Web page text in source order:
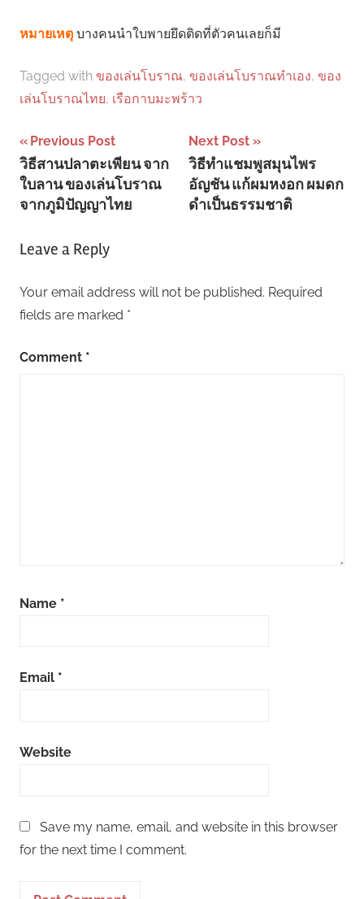
หมายเหตุ บางคนนําใบพายยึดติดที่ตัวคนเลยก็มี
Tagged with ของเล่นโบราณ, ของเล่นโบราณทําเอง, ของ
เล่นโบราณไทย, เรือกาบมะพร้าว
Post
navigation
Previous Post
วิธีสานปลาตะเพียน จาก
ใบลาน ของเล่นโบราณ
จากภูมิปัญญาไทย
Next Post
วิธีทำแชมพูสมุนไพร
อัญชัน แก้ผมหงอก ผมดก
ดำเป็นธรรมชาติ
Leave a Reply
Your email address will not be published. Required
fields are marked *
Comment *
Name *
Email *
Website
Save my name, email, and website in this browser
for the next time I comment.